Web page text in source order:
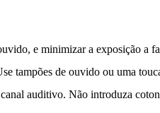
e minimizar a exposição a
tampões de ouvido ou uma
auditivo. Não introduza